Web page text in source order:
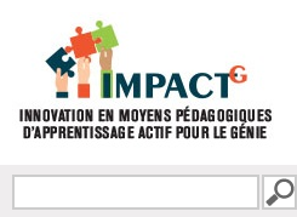
FORMULAIRE DE